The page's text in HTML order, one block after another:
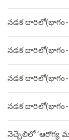
నడక దారిలో(భాగం-
నడక దారిలో(భాగం-
నడక దారిలో(భాగం-
నడక దారిలో(భాగం-
నెచ్చెలిలో ‘ఆరోగ్య